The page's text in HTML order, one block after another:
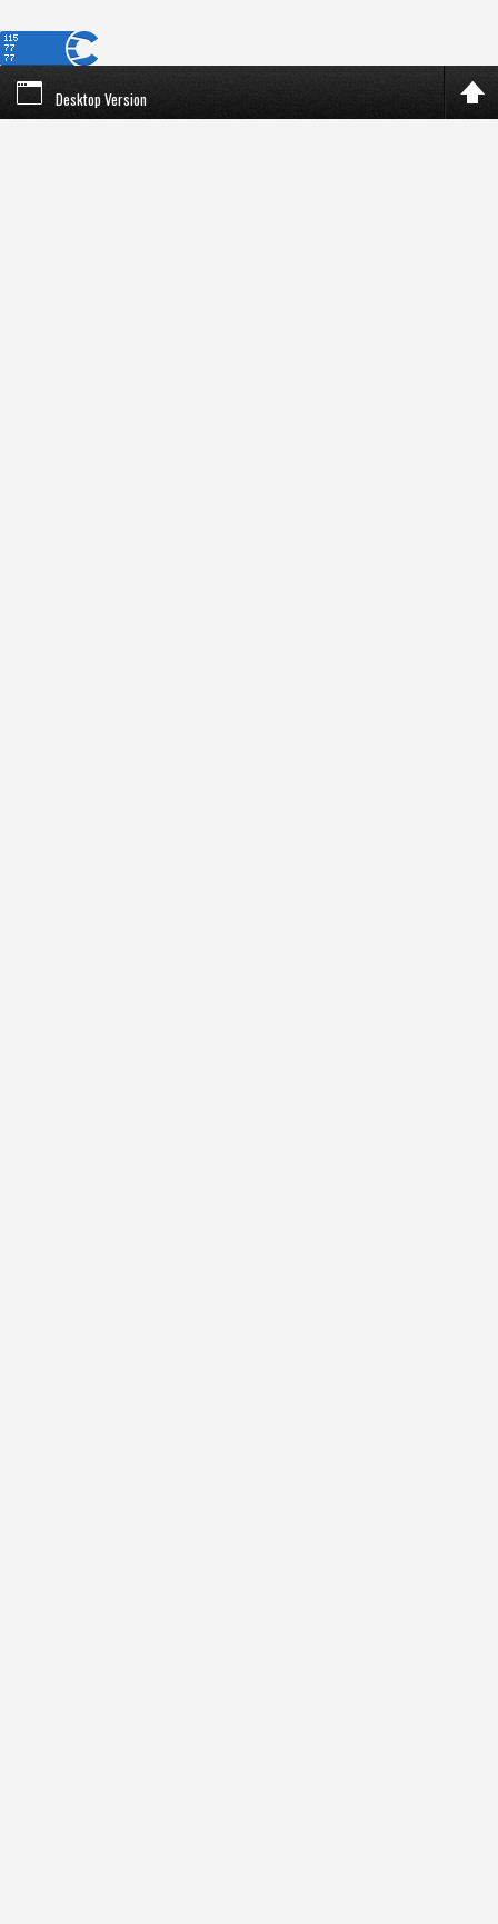
Desktop Version